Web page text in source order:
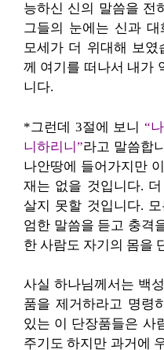
능하신 신의 말씀을 전
그들의 눈에는 신과
모세가 더 위대해 보
께 여기를 떠나서 내가
니다.
*그런데 3절에 보니 “
니하리니”라고 말씀합
나안땅에 들어가지만
재는 없을 것입니다.
살지 못할 것입니다.
엄한 말씀을 듣고 충격
한 사람도 자기의 몸을
사실 하나님께서는 백
품을 제거하라고 명령
있는 이 단장품들은 사
주기도 하지만 과거에